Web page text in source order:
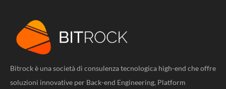
Bitrock è una società di consulenza tecnologica high-end che offre
soluzioni innovative per Back-end Engineering, Platform